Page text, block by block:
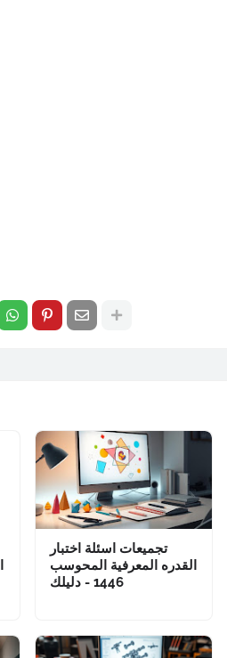
تجميعات اسئلة اختبار
القدره المعرفية المحوسب
1446 - دليلك